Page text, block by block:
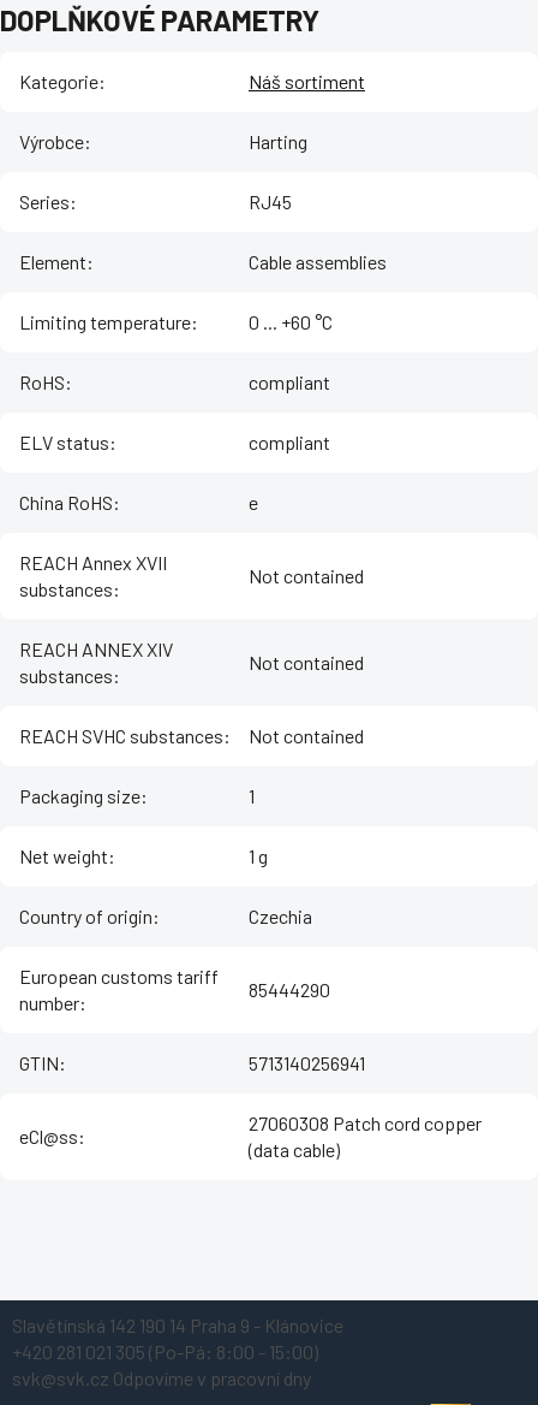
DOPLŇKOVÉ PARAMETRY
Kategorie: Náš sortiment
Výrobce: Harting
Series: RJ45
Element: Cable assemblies
Limiting temperature: ‌0 ... +60 °C
RoHS: compliant
ELV status: compliant
China RoHS: e
REACH Annex XVII
substances:
Not contained
REACH ANNEX XIV
substances:
Not contained
REACH SVHC substances: Not contained
Packaging size: 1
Net weight: 1 g
Country of origin: Czechia
European customs tariff
number:
85444290
GTIN: 5713140256941
eCl@ss:
27060308 Patch cord copper
(data cable)
Slavětínská 142 190 14 Praha 9 - Klánovice
+420 281 021 305 (Po-Pá: 8:00 - 15:00)
svk@svk.cz Odpovíme v pracovní dny